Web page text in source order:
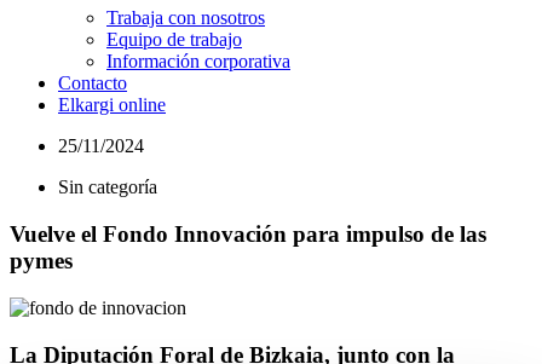
Trabaja con nosotros
Equipo de trabajo
Información corporativa
Contacto
Elkargi online
25/11/2024
Sin categoría
Vuelve el Fondo Innovación para impulso de las
pymes
La Diputación Foral de Bizkaia, junto con la